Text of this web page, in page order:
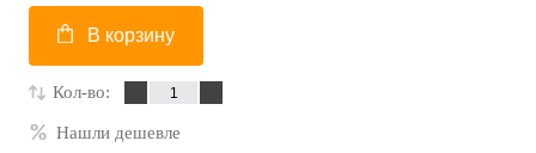
В корзину
Кол-во:
Нашли дешевле